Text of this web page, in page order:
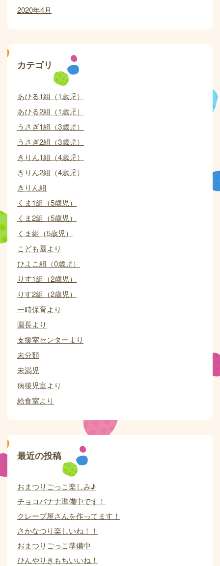
2020年4月
カテゴリ
あひる1組（1歳児）
あひる2組（1歳児）
うさぎ1組（3歳児）
うさぎ2組（3歳児）
きりん1組（4歳児）
きりん2組（4歳児）
きりん組
くま1組（5歳児）
くま2組（5歳児）
くま組（5歳児）
こども園より
ひよこ組（0歳児）
りす1組（2歳児）
りす2組（2歳児）
一時保育より
園長より
支援室センターより
未分類
未満児
病後児室より
給食室より
最近の投稿
おまつりごっこ楽しみ♪
チョコバナナ準備中です！
クレープ屋さんを作ってます！
さかなつり楽しいね！！
おまつりごっこ準備中
ひんやりきもちいいね！